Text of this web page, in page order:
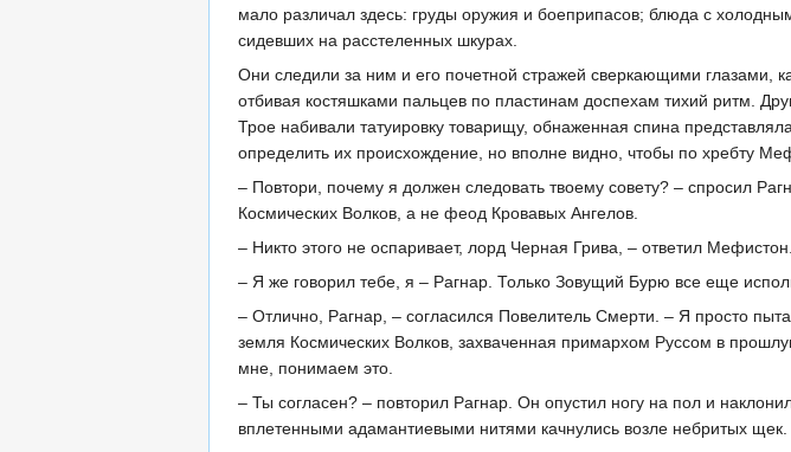
мало различал здесь: груды оружия и боеприпасов; блюда с
сидевших на расстеленных шкурах.
Они следили за ним и его почетной стражей сверкающими глазами,
отбивая костяшками пальцев по пластинам доспехам тихий ритм.
Трое набивали татуировку товарищу, обнаженная спина
определить их происхождение, но вполне видно, чтобы по хребту
– Повтори, почему я должен следовать твоему совету? – спросил
Космических Волков, а не феод Кровавых Ангелов.
– Никто этого не оспаривает, лорд Черная Грива, – ответил Мефистон.
– Я же говорил тебе, я – Рагнар. Только Зовущий Бурю все еще
– Отлично, Рагнар, – согласился Повелитель Смерти. – Я просто
земля Космических Волков, захваченная примархом Руссом в
мне, понимаем это.
– Ты согласен? – повторил Рагнар. Он опустил ногу на пол и
вплетенными адамантиевыми нитями качнулись возле небритых